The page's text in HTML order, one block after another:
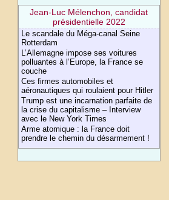
Jean-Luc Mélenchon, candidat
présidentielle 2022
Le scandale du Méga-canal Seine
Rotterdam
L’Allemagne impose ses voitures
polluantes à l’Europe, la France se
couche
Ces firmes automobiles et
aéronautiques qui roulaient pour Hitler
Trump est une incarnation parfaite de
la crise du capitalisme – Interview
avec le New York Times
Arme atomique : la France doit
prendre le chemin du désarmement !